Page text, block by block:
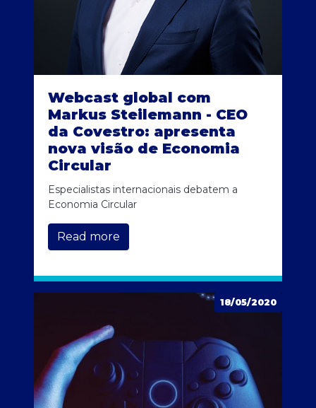
Webcast global com
Markus Steilemann - CEO
da Covestro: apresenta
nova visão de Economia
Circular
Especialistas internacionais debatem a
Economia Circular
Read more
18/05/2020